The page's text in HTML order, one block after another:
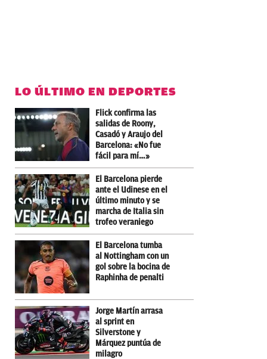
LO ÚLTIMO EN DEPORTES
Flick confirma las
salidas de Roony,
Casadó y Araujo del
Barcelona: «No fue
fácil para mí…»
El Barcelona pierde
ante el Udinese en el
último minuto y se
marcha de Italia sin
trofeo veraniego
El Barcelona tumba
al Nottingham con un
gol sobre la bocina de
Raphinha de penalti
Jorge Martín arrasa
al sprint en
Silverstone y
Márquez puntúa de
milagro